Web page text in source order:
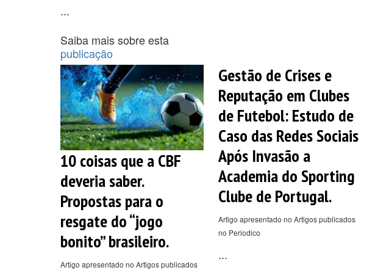
...
Saiba mais sobre esta
publicação
10 coisas que a CBF
deveria saber.
Propostas para o
resgate do “jogo
bonito” brasileiro.
Artigo apresentado no Artigos publicados
Gestão de Crises e
Reputação em Clubes
de Futebol: Estudo de
Caso das Redes Sociais
Após Invasão a
Academia do Sporting
Clube de Portugal.
Artigo apresentado no Artigos publicados
no Periodico
...